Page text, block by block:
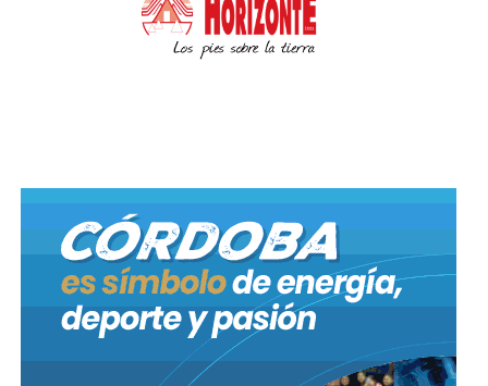
Limia junto a los legisladores Marcelo Eslava e Ileana
Quaglino, destinado a regular el diseño, desarrollo,
implementación y supervisión de sistemas de